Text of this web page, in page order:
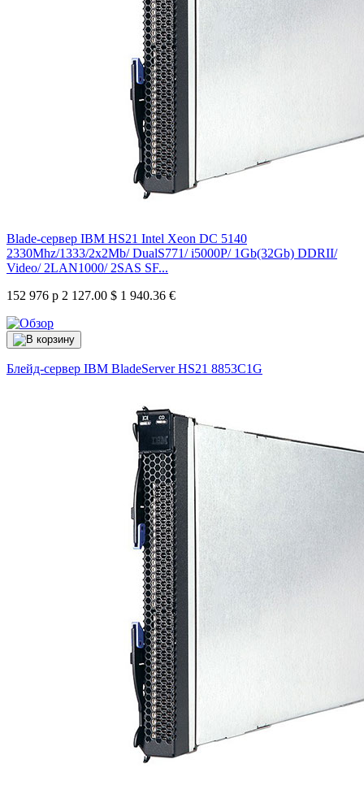
Blade-сервер IBM HS21 Intel Xeon DC 5140
2330Mhz/1333/2x2Mb/ DualS771/ i5000P/ 1Gb(32Gb) DDRII/
Video/ 2LAN1000/ 2SAS SF...
152 976 р 2 127.00 $ 1 940.36 €
Блейд-сервер IBM BladeServer HS21 8853C1G